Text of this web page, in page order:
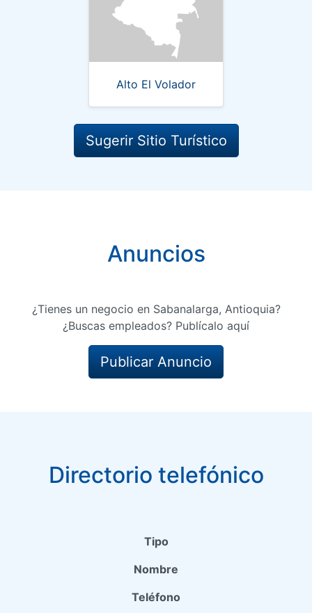
Alto El Volador
Sugerir Sitio Turístico
Anuncios
¿Tienes un negocio en Sabanalarga, Antioquia?
¿Buscas empleados? Publícalo aquí
Publicar Anuncio
Directorio telefónico
Tipo
Nombre
Teléfono